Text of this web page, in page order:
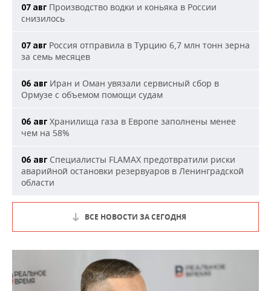
07 авг Производство водки и коньяка в России
снизилось
07 авг Россия отправила в Турцию 6,7 млн тонн зерна
за семь месяцев
06 авг Иран и Оман увязали сервисный сбор в
Ормузе с объемом помощи судам
06 авг Хранилища газа в Европе заполнены менее
чем на 58%
06 авг Специалисты FLAMAX предотвратили риски
аварийной остановки резервуаров в Ленинградской
области
ВСЕ НОВОСТИ ЗА СЕГОДНЯ